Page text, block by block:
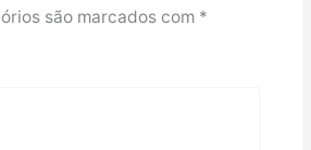
são marcados com *